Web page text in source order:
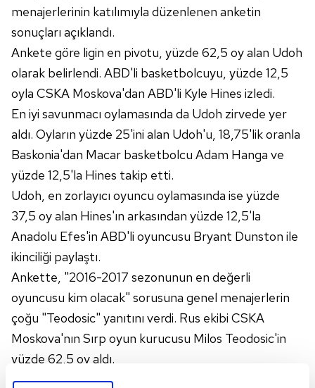
menajerlerinin katılımıyla düzenlenen anketin
sonuçları açıklandı.
Ankete göre ligin en pivotu, yüzde 62,5 oy alan Udoh
olarak belirlendi. ABD'li basketbolcuyu, yüzde 12,5
oyla CSKA Moskova'dan ABD'li Kyle Hines izledi.
En iyi savunmacı oylamasında da Udoh zirvede yer
aldı. Oyların yüzde 25'ini alan Udoh'u, 18,75'lik oranla
Baskonia'dan Macar basketbolcu Adam Hanga ve
yüzde 12,5'la Hines takip etti.
Udoh, en zorlayıcı oyuncu oylamasında ise yüzde
37,5 oy alan Hines'ın arkasından yüzde 12,5'la
Anadolu Efes'in ABD'li oyuncusu Bryant Dunston ile
ikinciliği paylaştı.
Ankette, "2016-2017 sezonunun en değerli
oyuncusu kim olacak" sorusuna genel menajerlerin
çoğu "Teodosic" yanıtını verdi. Rus ekibi CSKA
Moskova'nın Sırp oyun kurucusu Milos Teodosic'in
yüzde 62,5 oy aldı.
Teodosic, ayrıca yüzde 81,25 oyla en iyi pas veren,